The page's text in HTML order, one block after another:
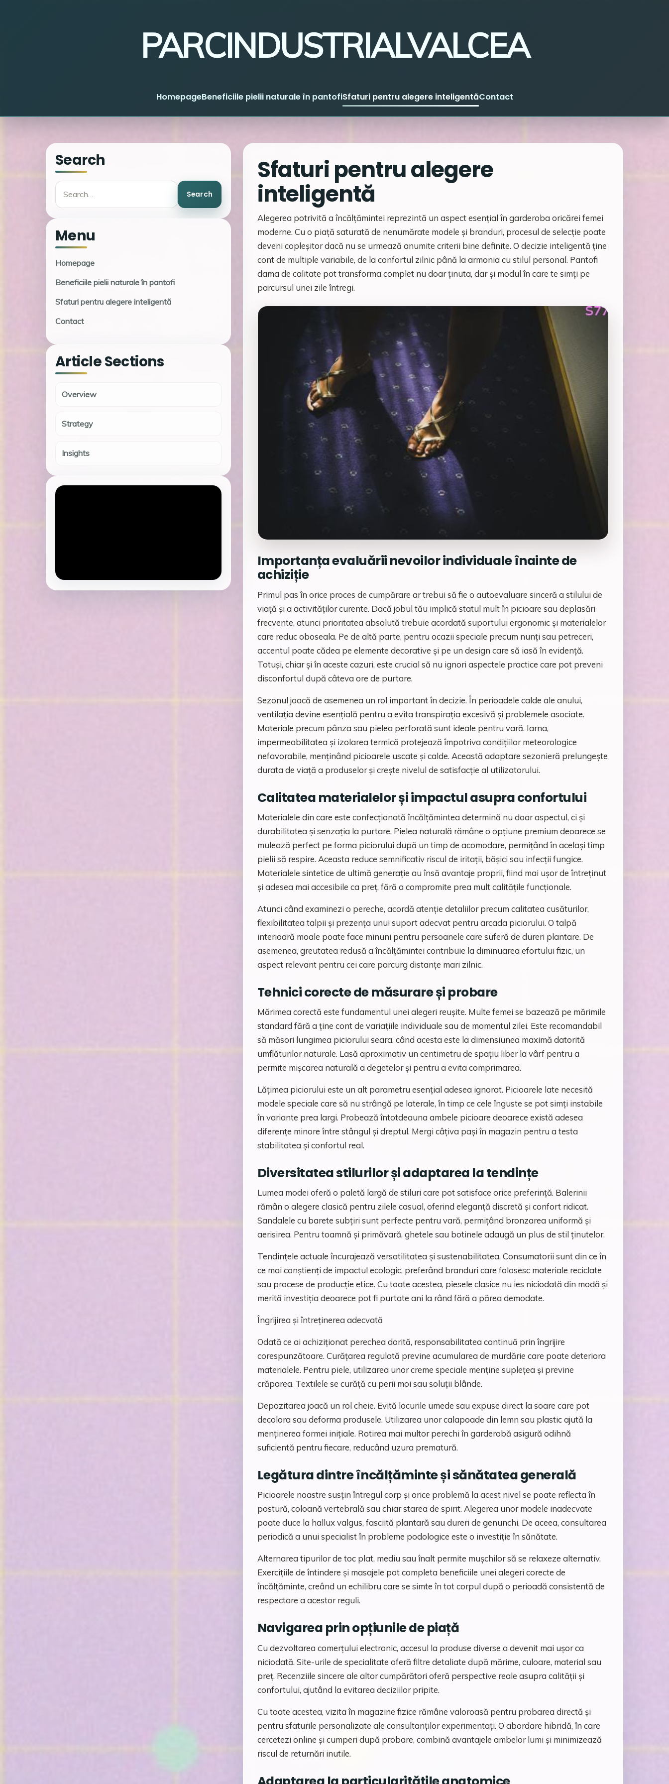
PARCINDUSTRIALVALCEA
HomepageBeneficiile pielii naturale în pantofiSfaturi pentru alegere inteligentăContact
Sfaturi pentru alegere
inteligentă
Alegerea potrivită a încălțămintei reprezintă un aspect esențial în garderoba oricărei femei
moderne. Cu o piață saturată de nenumărate modele și branduri, procesul de selecție poate
deveni copleșitor dacă nu se urmează anumite criterii bine definite. O decizie inteligentă ține
cont de multiple variabile, de la confortul zilnic până la armonia cu stilul personal. Pantofi
dama de calitate pot transforma complet nu doar ținuta, dar și modul în care te simți pe
parcursul unei zile întregi.
Importanța evaluării nevoilor individuale înainte de
achiziție
Primul pas în orice proces de cumpărare ar trebui să fie o autoevaluare sinceră a stilului de
viață și a activităților curente. Dacă jobul tău implică statul mult în picioare sau deplasări
frecvente, atunci prioritatea absolută trebuie acordată suportului ergonomic și materialelor
care reduc oboseala. Pe de altă parte, pentru ocazii speciale precum nunți sau petreceri,
accentul poate cădea pe elemente decorative și pe un design care să iasă în evidență.
Totuși, chiar și în aceste cazuri, este crucial să nu ignori aspectele practice care pot preveni
disconfortul după câteva ore de purtare.
Sezonul joacă de asemenea un rol important în decizie. În perioadele calde ale anului,
ventilația devine esențială pentru a evita transpirația excesivă și problemele asociate.
Materiale precum pânza sau pielea perforată sunt ideale pentru vară. Iarna,
impermeabilitatea și izolarea termică protejează împotriva condițiilor meteorologice
nefavorabile, menținând picioarele uscate și calde. Această adaptare sezonieră prelungește
durata de viață a produselor și crește nivelul de satisfacție al utilizatorului.
Calitatea materialelor și impactul asupra confortului
Materialele din care este confecționată încălțămintea determină nu doar aspectul, ci și
durabilitatea și senzația la purtare. Pielea naturală rămâne o opțiune premium deoarece se
mulează perfect pe forma piciorului după un timp de acomodare, permițând în același timp
pielii să respire. Aceasta reduce semnificativ riscul de iritații, bășici sau infecții fungice.
Materialele sintetice de ultimă generație au însă avantaje proprii, fiind mai ușor de întreținut
și adesea mai accesibile ca preț, fără a compromite prea mult calitățile funcționale.
Atunci când examinezi o pereche, acordă atenție detaliilor precum calitatea cusăturilor,
flexibilitatea talpii și prezența unui suport adecvat pentru arcada piciorului. O talpă
interioară moale poate face minuni pentru persoanele care suferă de dureri plantare. De
asemenea, greutatea redusă a încălțămintei contribuie la diminuarea efortului fizic, un
aspect relevant pentru cei care parcurg distanțe mari zilnic.
Tehnici corecte de măsurare și probare
Mărimea corectă este fundamentul unei alegeri reușite. Multe femei se bazează pe mărimile
standard fără a ține cont de variațiile individuale sau de momentul zilei. Este recomandabil
să măsori lungimea piciorului seara, când acesta este la dimensiunea maximă datorită
umflăturilor naturale. Lasă aproximativ un centimetru de spațiu liber la vârf pentru a
permite mișcarea naturală a degetelor și pentru a evita comprimarea.
Lățimea piciorului este un alt parametru esențial adesea ignorat. Picioarele late necesită
modele speciale care să nu strângă pe laterale, în timp ce cele înguste se pot simți instabile
în variante prea largi. Probează întotdeauna ambele picioare deoarece există adesea
diferențe minore între stângul și dreptul. Mergi câțiva pași în magazin pentru a testa
stabilitatea și confortul real.
Diversitatea stilurilor și adaptarea la tendințe
Lumea modei oferă o paletă largă de stiluri care pot satisface orice preferință. Balerinii
rămân o alegere clasică pentru zilele casual, oferind eleganță discretă și confort ridicat.
Sandalele cu barete subțiri sunt perfecte pentru vară, permițând bronzarea uniformă și
aerisirea. Pentru toamnă și primăvară, ghetele sau botinele adaugă un plus de stil ținutelor.
Tendințele actuale încurajează versatilitatea și sustenabilitatea. Consumatorii sunt din ce în
ce mai conștienți de impactul ecologic, preferând branduri care folosesc materiale reciclate
sau procese de producție etice. Cu toate acestea, piesele clasice nu ies niciodată din modă și
merită investiția deoarece pot fi purtate ani la rând fără a părea demodate.
Îngrijirea și întreținerea adecvată
Odată ce ai achiziționat perechea dorită, responsabilitatea continuă prin îngrijire
corespunzătoare. Curățarea regulată previne acumularea de murdărie care poate deteriora
materialele. Pentru piele, utilizarea unor creme speciale menține suplețea și previne
crăparea. Textilele se curăță cu perii moi sau soluții blânde.
Depozitarea joacă un rol cheie. Evită locurile umede sau expuse direct la soare care pot
decolora sau deforma produsele. Utilizarea unor calapoade din lemn sau plastic ajută la
menținerea formei inițiale. Rotirea mai multor perechi în garderobă asigură odihnă
suficientă pentru fiecare, reducând uzura prematură.
Legătura dintre încălțăminte și sănătatea generală
Picioarele noastre susțin întregul corp și orice problemă la acest nivel se poate reflecta în
postură, coloană vertebrală sau chiar starea de spirit. Alegerea unor modele inadecvate
poate duce la hallux valgus, fasciită plantară sau dureri de genunchi. De aceea, consultarea
periodică a unui specialist în probleme podologice este o investiție în sănătate.
Alternarea tipurilor de toc plat, mediu sau înalt permite mușchilor să se relaxeze alternativ.
Exercițiile de întindere și masajele pot completa beneficiile unei alegeri corecte de
încălțăminte, creând un echilibru care se simte în tot corpul după o perioadă consistentă de
respectare a acestor reguli.
Navigarea prin opțiunile de piață
Cu dezvoltarea comerțului electronic, accesul la produse diverse a devenit mai ușor ca
niciodată. Site-urile de specialitate oferă filtre detaliate după mărime, culoare, material sau
preț. Recenziile sincere ale altor cumpărători oferă perspective reale asupra calității și
confortului, ajutând la evitarea deciziilor pripite.
Cu toate acestea, vizita în magazine fizice rămâne valoroasă pentru probarea directă și
pentru sfaturile personalizate ale consultanților experimentați. O abordare hibridă, în care
cercetezi online și cumperi după probare, combină avantajele ambelor lumi și minimizează
riscul de returnări inutile.
Search
Search
Search
Menu
Homepage
Beneficiile pielii naturale în pantofi
Sfaturi pentru alegere inteligentă
Contact
Article Sections
Overview
Strategy
Insights